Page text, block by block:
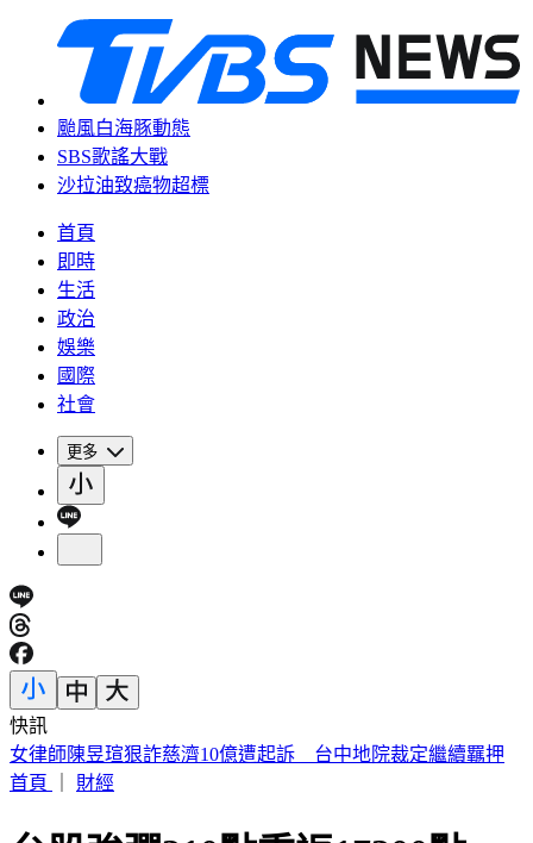
颱風白海豚動態
SBS歌謠大戰
沙拉油致癌物超標
首頁
即時
生活
政治
娛樂
國際
社會
更多
快訊
最高清「太陽貼臉照」曝 神秘漩渦恐是干擾GPS、通訊關鍵
首頁
財經